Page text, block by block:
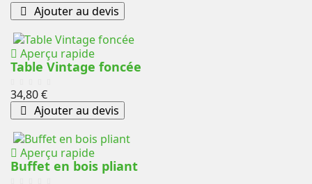
Ajouter au devis
Aperçu rapide
Table Vintage foncée
Prix
34,80 €
Ajouter au devis
Aperçu rapide
Buffet en bois pliant